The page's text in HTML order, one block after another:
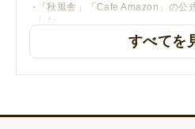
「秋風舎」「Cafe Amazon」の公
した
すべてを